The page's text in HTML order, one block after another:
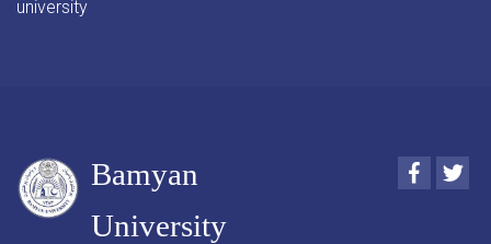
university
Bamyan
University